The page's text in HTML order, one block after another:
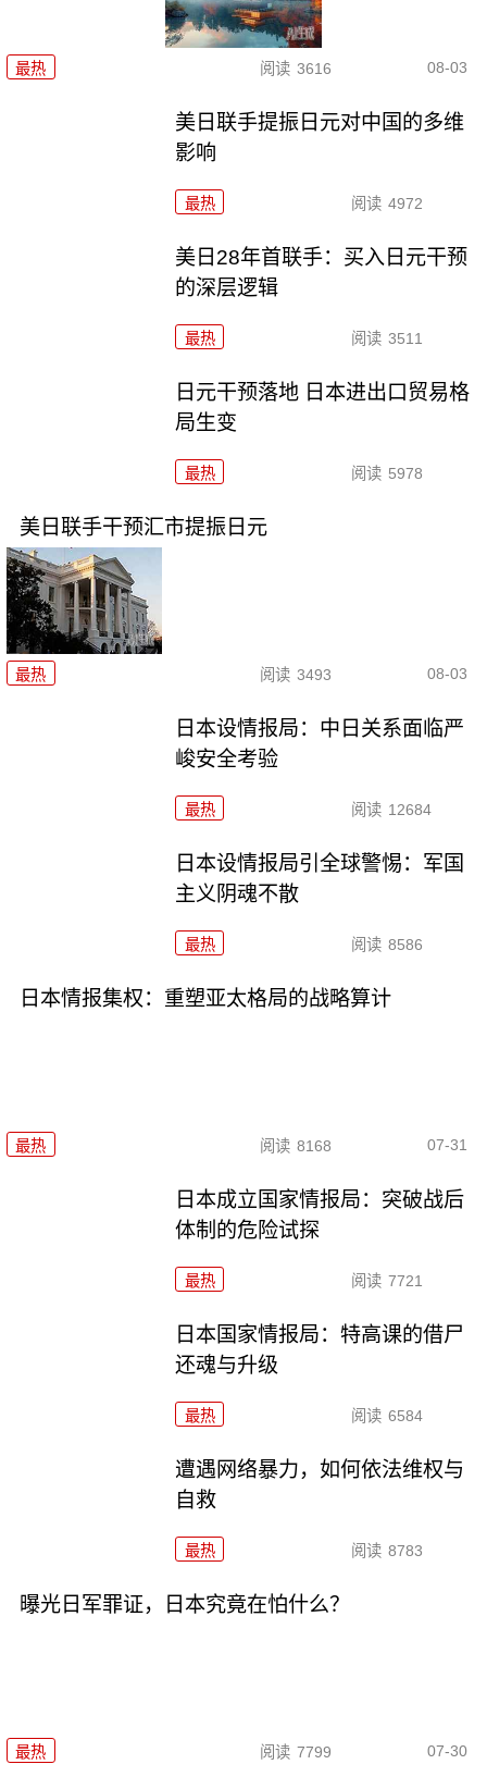
最热 阅读 3616 08-03
美日联手提振日元对中国的多维
影响
最热 阅读 4972
美日28年首联手：买入日元干预
的深层逻辑
最热 阅读 3511
日元干预落地 日本进出口贸易格
局生变
最热 阅读 5978
美日联手干预汇市提振日元
最热 阅读 3493 08-03
日本设情报局：中日关系面临严
峻安全考验
最热 阅读 12684
日本设情报局引全球警惕：军国
主义阴魂不散
最热 阅读 8586
日本情报集权：重塑亚太格局的战略算计
最热 阅读 8168 07-31
日本成立国家情报局：突破战后
体制的危险试探
最热 阅读 7721
日本国家情报局：特高课的借尸
还魂与升级
最热 阅读 6584
遭遇网络暴力，如何依法维权与
自救
最热 阅读 8783
曝光日军罪证，日本究竟在怕什么？
最热 阅读 7799 07-30